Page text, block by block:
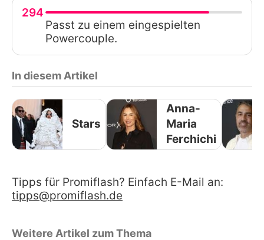
294
Passt zu einem eingespielten
Powercouple.
In diesem Artikel
Stars
Anna-
Maria
Ferchichi
Tipps für Promiflash? Einfach E-Mail an:
tipps@promiflash.de
Weitere Artikel zum Thema